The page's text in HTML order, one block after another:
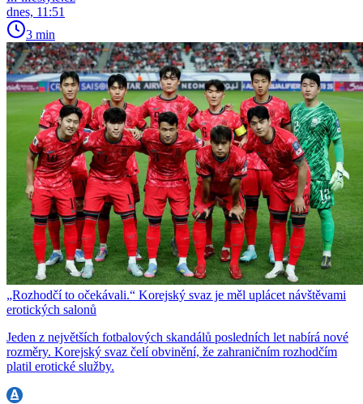
dnes, 11:51
3 min
„Rozhodčí to očekávali.“ Korejský svaz je měl uplácet návštěvami
erotických salonů
Jeden z největších fotbalových skandálů posledních let nabírá nové
rozměry. Korejský svaz čelí obvinění, že zahraničním rozhodčím
platil erotické služby.